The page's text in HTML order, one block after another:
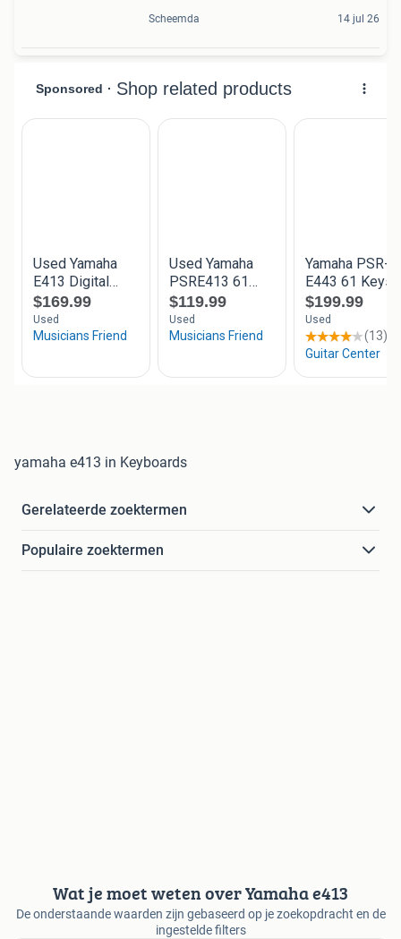
Scheemda 14 jul 26
yamaha e413 in Keyboards
Gerelateerde zoektermen
Populaire zoektermen
Wat je moet weten over Yamaha e413
De onderstaande waarden zijn gebaseerd op je zoekopdracht en de
ingestelde filters